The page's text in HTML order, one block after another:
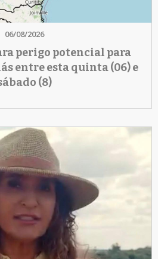
06/08/2026
perigo potencial para
entre esta quinta (06) e
(8)